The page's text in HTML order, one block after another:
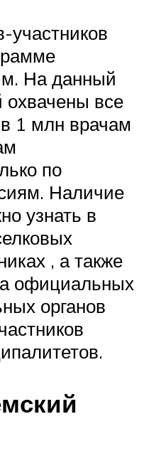
участников
На данный
все
1 млн врачам
по
Наличие
узнать в
, а также
официальных
органов